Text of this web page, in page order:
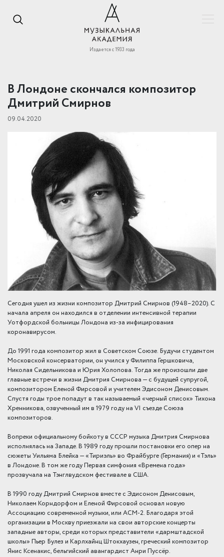
Издается с 1933 года
В Лондоне скончался композитор
Дмитрий Смирнов
09.04.2020
Сегодня ушел из жизни композитор Дмитрий Смирнов (1948–2020). С
начала апреля он находился в отделении интенсивной терапии
Уотфордской больницы Лондона из-за инфицирования
коронавирусом.
До 1991 года композитор жил в Советском Союзе. Будучи студентом
Московской консерватории, он учился у Филиппа Гершковича,
Николая Сидельникова и Юрия Холопова. Тогда же произошли две
главные встречи в жизни Дмитрия Смирнова — с будущей супругой,
композитором Еленой Фирсовой и учителем Эдисоном Денисовым.
Спустя годы трое попадут в так называемый «черный список» Тихона
Хренникова, озвученный им в 1979 году на VI съезде Союза
композиторов.
Вопреки официальному бойкоту в СССР музыка Дмитрия Смирнова
исполнялась на Западе. В 1989 году прошли постановки его опер на
сюжеты Уильяма Блейка — «Тириэль» во Фрайбурге (Германия) и «Тэль»
в Лондоне. В том же году Первая симфония «Времена года»
прозвучала на Тэнглвудском фестивале в США.
В 1990 году Дмитрий Смирнов вместе с Эдисоном Денисовым,
Николаем Корндорфом и Еленой Фирсовой основал новую
Ассоциацию современной музыки, или АСМ-2. Благодаря этой
организации в Москву приезжали на свои авторские концерты
западные авторы, среди которых представители «дармштадской
школы» Пьер Булез и Карлхайнц Штокхаузен, греческий композитор
Янис Ксенакис, бельгийский авангардист Анри Пуссёр.